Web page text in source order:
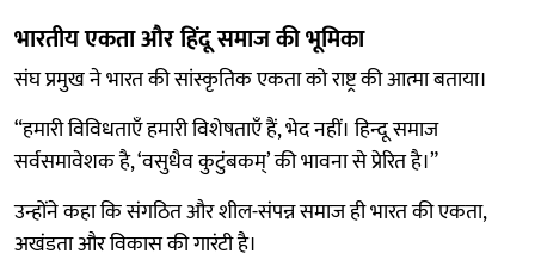
भारतीय एकता और हिंदू समाज की भूमिका
संघ प्रमुख ने भारत की सांस्कृतिक एकता को राष्ट्र की आत्मा बताया।
“हमारी विविधताएँ हमारी विशेषताएँ हैं, भेद नहीं। हिन्दू समाज
सर्वसमावेशक है, ‘वसुधैव कुटुंबकम्’ की भावना से प्रेरित है।”
उन्होंने कहा कि संगठित और शील-संपन्न समाज ही भारत की एकता,
अखंडता और विकास की गारंटी है।